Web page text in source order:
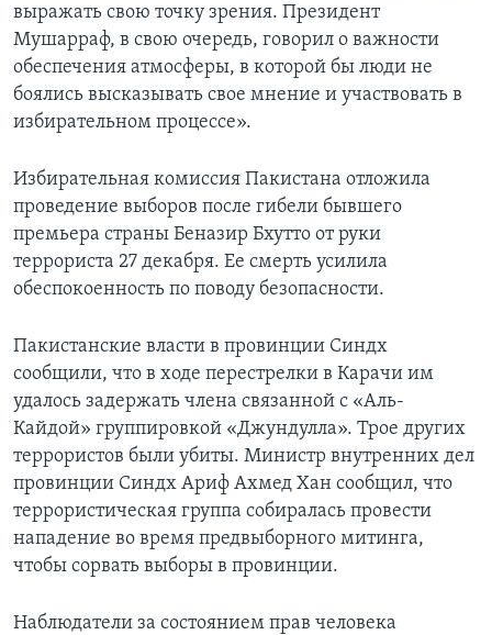
Языки
выражать свою точку зрения. Президент
Мушарраф, в свою очередь, говорил о важности
обеспечения атмосферы, в которой бы люди не
боялись высказывать свое мнение и участвовать в
избирательном процессе».
Избирательная комиссия Пакистана отложила
проведение выборов после гибели бывшего
премьера страны Беназир Бхутто от руки
террориста 27 декабря. Ее смерть усилила
обеспокоенность по поводу безопасности.
Пакистанские власти в провинции Синдх
сообщили, что в ходе перестрелки в Карачи им
удалось задержать члена связанной с «Аль-
Кайдой» группировкой «Джундулла». Трое других
террористов были убиты. Министр внутренних дел
провинции Синдх Ариф Ахмед Хан сообщил, что
террористическая группа собиралась провести
нападение во время предвыборного митинга,
чтобы сорвать выборы в провинции.
Наблюдатели за состоянием прав человека